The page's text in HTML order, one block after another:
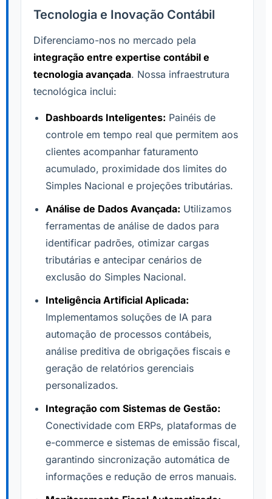
Tecnologia e Inovação Contábil
Diferenciamo-nos no mercado pela
integração entre expertise contábil e
tecnologia avançada. Nossa infraestrutura
tecnológica inclui:
Dashboards Inteligentes: Painéis de
controle em tempo real que permitem aos
clientes acompanhar faturamento
acumulado, proximidade dos limites do
Simples Nacional e projeções tributárias.
Análise de Dados Avançada: Utilizamos
ferramentas de análise de dados para
identificar padrões, otimizar cargas
tributárias e antecipar cenários de
exclusão do Simples Nacional.
Inteligência Artificial Aplicada:
Implementamos soluções de IA para
automação de processos contábeis,
análise preditiva de obrigações fiscais e
geração de relatórios gerenciais
personalizados.
Integração com Sistemas de Gestão:
Conectividade com ERPs, plataformas de
e-commerce e sistemas de emissão fiscal,
garantindo sincronização automática de
informações e redução de erros manuais.